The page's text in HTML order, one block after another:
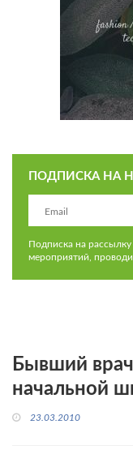
ПОДПИСКА НА
Подписка на
мероприятий,
Бывший
начальной
23.03.2010